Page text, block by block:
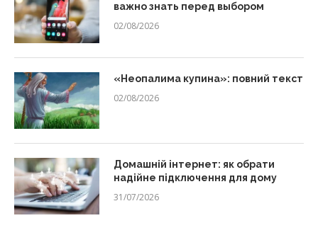
важно знать перед выбором
02/08/2026
«Неопалима купина»: повний текст
02/08/2026
Домашній інтернет: як обрати
надійне підключення для дому
31/07/2026